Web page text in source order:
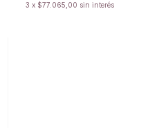
3 x $77.065,00 sin interés